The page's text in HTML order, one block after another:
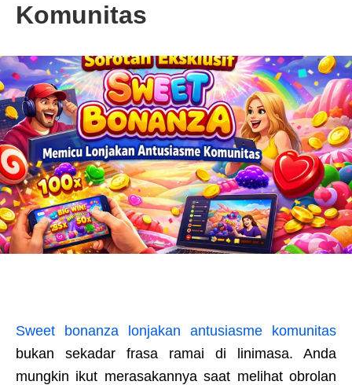
Komunitas
Sweet bonanza lonjakan antusiasme komunitas
bukan sekadar frasa ramai di linimasa. Anda
mungkin ikut merasakannya saat melihat obrolan